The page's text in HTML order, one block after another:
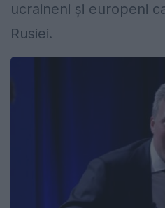
ucraineni și europeni
Rusiei.